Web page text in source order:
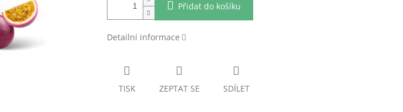
Přidat do košíku
Detailní informace
TISK ZEPTAT SE SDÍLET